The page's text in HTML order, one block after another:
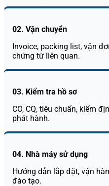
02. Vận chuyển
Invoice, packing list, vận
chứng từ liên quan.
03. Kiểm tra hồ sơ
CO, CQ, tiêu chuẩn, kiểm
phát hành.
04. Nhà máy sử dụng
Hướng dẫn lắp đặt, vận
đào tạo.